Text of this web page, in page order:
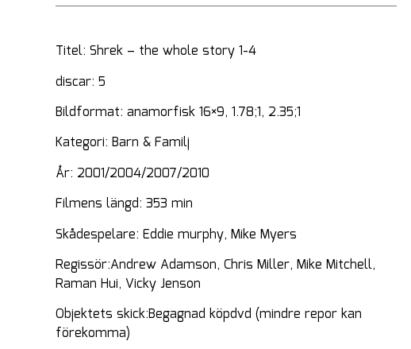
Titel: Shrek – the whole story 1-4
discar: 5
Bildformat: anamorfisk 16×9, 1.78;1, 2.35;1
Kategori: Barn & Familj
År: 2001/2004/2007/2010
Filmens längd: 353 min
Skådespelare: Eddie murphy, Mike Myers
Regissör:Andrew Adamson, Chris Miller, Mike Mitchell,
Raman Hui, Vicky Jenson
Objektets skick:Begagnad köpdvd (mindre repor kan
förekomma)